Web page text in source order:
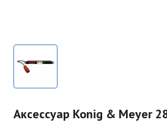
Аксессуар Konig & Meyer